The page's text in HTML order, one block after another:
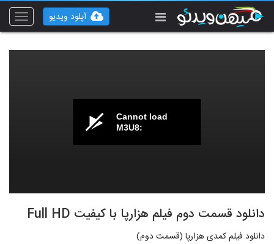
Toggle
آپلود ویدیو
Cannot load
M3U8:
دانلود قسمت دوم فیلم هزارپا با کیفیت Full HD
دانلود فیلم کمدی هزارپا (قسمت دوم)